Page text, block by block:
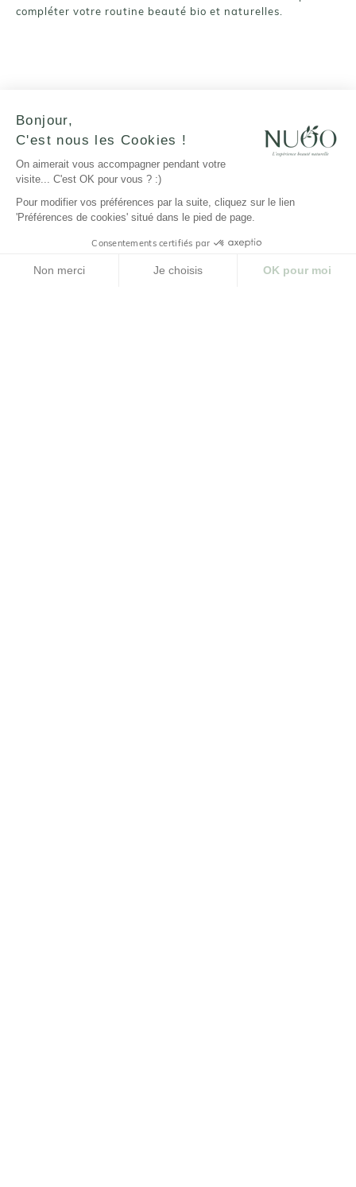
compléter votre routine beauté bio et naturelles.
Bonjour,
C'est nous les Cookies !
On aimerait vous accompagner pendant votre
visite... C'est OK pour vous ? :)
Pour modifier vos préférences par la suite, cliquez sur le lien
'Préférences de cookies' situé dans le pied de page.
Consentements certifiés par
Non merci Je choisis OK pour moi